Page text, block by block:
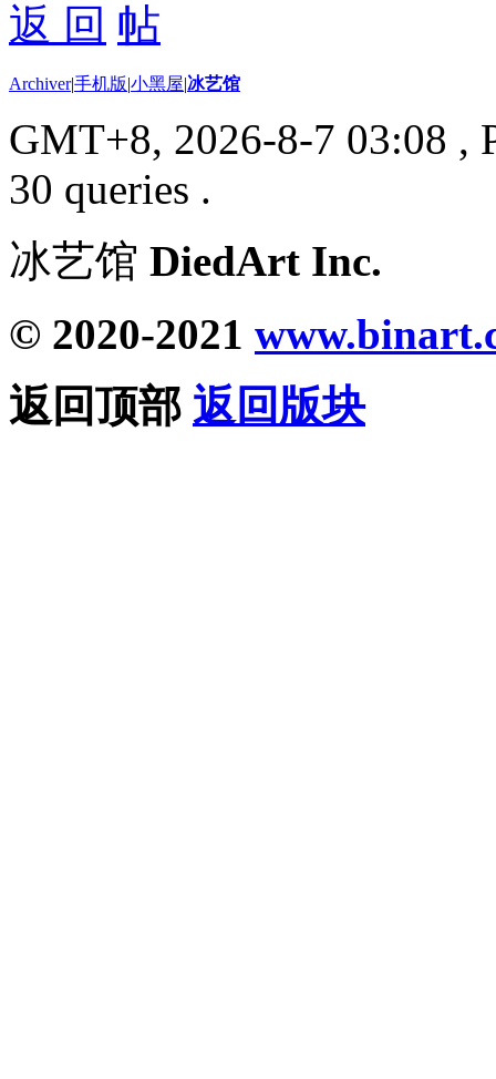
返 回
Archiver|手机版|小黑屋|冰艺馆
GMT+8, 2026-8-7 03:08 ,
30 queries .
冰艺馆 DiedArt Inc.
© 2020-2021
返回顶部 返回版块